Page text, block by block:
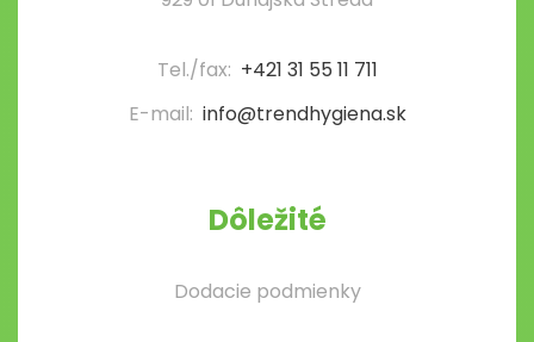
Tel./fax: +421 31 55 11 711
E-mail: info@trendhygiena.sk
Dôležité
Dodacie podmienky